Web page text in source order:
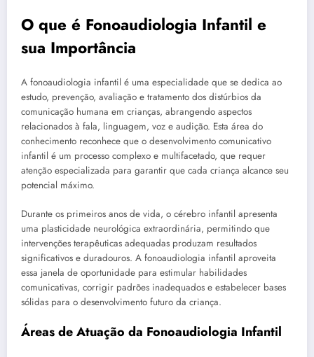
O que é Fonoaudiologia Infantil e
sua Importância
A fonoaudiologia infantil é uma especialidade que se dedica ao
estudo, prevenção, avaliação e tratamento dos distúrbios da
comunicação humana em crianças, abrangendo aspectos
relacionados à fala, linguagem, voz e audição. Esta área do
conhecimento reconhece que o desenvolvimento comunicativo
infantil é um processo complexo e multifacetado, que requer
atenção especializada para garantir que cada criança alcance seu
potencial máximo.
Durante os primeiros anos de vida, o cérebro infantil apresenta
uma plasticidade neurológica extraordinária, permitindo que
intervenções terapêuticas adequadas produzam resultados
significativos e duradouros. A fonoaudiologia infantil aproveita
essa janela de oportunidade para estimular habilidades
comunicativas, corrigir padrões inadequados e estabelecer bases
sólidas para o desenvolvimento futuro da criança.
Áreas de Atuação da Fonoaudiologia Infantil